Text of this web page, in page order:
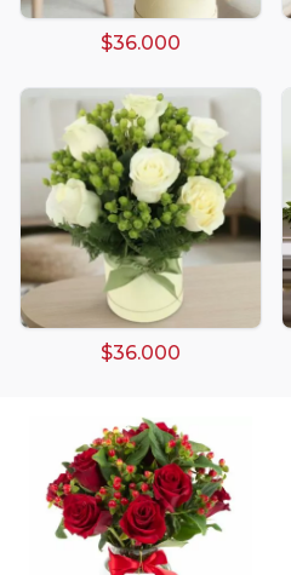
$36.000
$36.000
Arreglos
Arreglos
Arreglos
Arreglos
Arreglos florales
Arreglos
Arreglos florales
Arreglos